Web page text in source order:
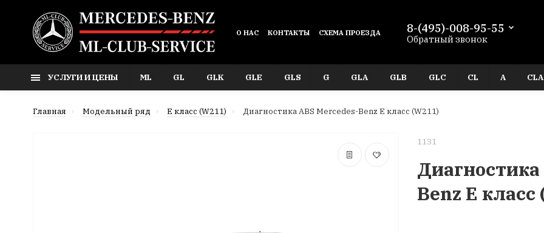
О НАС КОНТАКТЫ СХЕМА ПРОЕЗДА 8-(495)-008-95-55
Обратный звонок
УСЛУГИ И ЦЕНЫ ML GL GLK GLE GLS G GLA GLB GLC CL A CLA
Главная Модельный ряд E класс (W211) Диагностика ABS Mercedes-Benz E класс (W211)
1131
Benz E класс